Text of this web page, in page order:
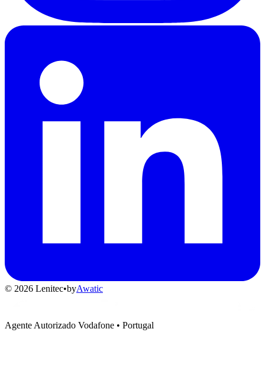
© 2026 Lenitec•byAwatic
Agente Autorizado Vodafone • Portugal